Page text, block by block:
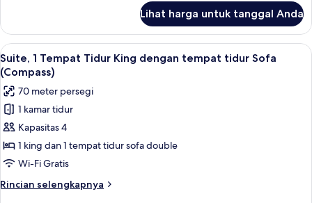
pemandangan
sungai
Kamar
Premium,
2
Tempat
Tidur
Queen,
balkon,
pemandangan
sungai
Lihat harga untuk tanggal Anda
Lihat
semua
foto
untuk
Suite,
1
Tempat
Tidur
King
dengan
1 kamar tidur, seprai katun Mesir,
10
Suite, 1 Tempat Tidur King dengan tempat tidur Sofa
(Compass)
70 meter persegi
1 kamar tidur
Kapasitas 4
1 king dan 1 tempat tidur sofa double
Wi-Fi Gratis
Rincian selengkapnya
Rincian